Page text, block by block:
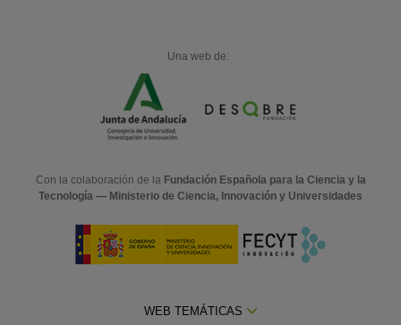
Una web de:
Con la colaboración de la Fundación Española para la Ciencia y la
Tecnología — Ministerio de Ciencia, Innovación y Universidades
WEB TEMÁTICAS